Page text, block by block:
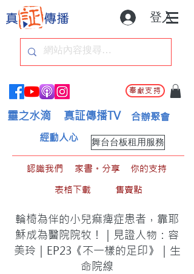
登入
奉獻支持
靈之水滴 真証傳播TV 合辦聚會
舞台台板租用服務
經動人心
認識我們 家書。分享
你的支持
表格下載
售賣點
輪椅為伴的小兒痲痺症患者，靠耶
穌成為醫院院牧！｜見證人物：容
美玲｜EP23《不一樣的足印》｜生
命院線